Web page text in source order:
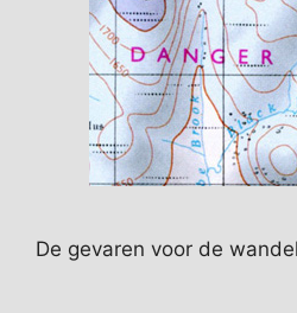
De gevaren voor de